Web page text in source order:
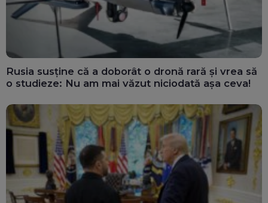
Rusia susține că a doborât o dronă rară și vrea să
o studieze: Nu am mai văzut niciodată așa ceva!